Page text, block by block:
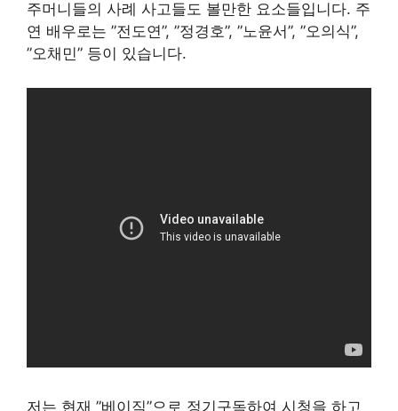
주머니들의 사례 사고들도 볼만한 요소들입니다. 주
연 배우로는 ”전도연”, ”정경호”, ”노윤서”, ”오의식”,
”오채민” 등이 있습니다.
저는 현재 ”베이직”으로 정기구독하여 시청을 하고